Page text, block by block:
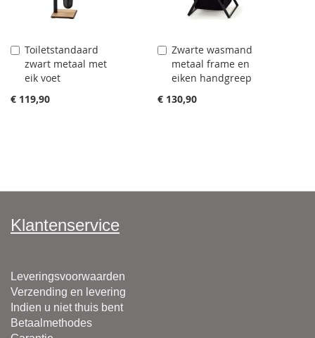
Toiletstandaard
zwart metaal met
eik voet
€ 119,90
Aan
winkelwagen
toevoegen
Zwarte wasmand
metaal frame en
eiken handgreep
€ 130,90
Aan
winkelwagen
toevoegen
Klantenservice
Leveringsvoorwaarden
Verzending en levering
Indien u niet thuis bent
Betaalmethodes